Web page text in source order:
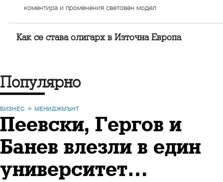
коментира и променения световен модел
Как се става олигарх в Източна Европа
Популярно
БИЗНЕС МЕНИДЖМЪНТ
Пеевски, Гергов и
Банев влезли в един
университет…